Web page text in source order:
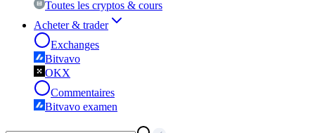
Toutes les cryptos & cours
Acheter & trader
Exchanges
Bitvavo
OKX
Commentaires
Bitvavo examen